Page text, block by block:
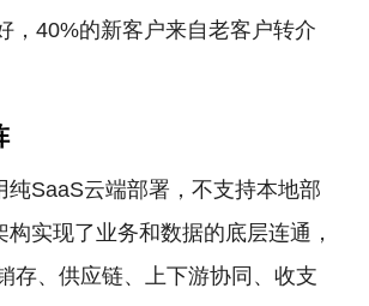
，40%的新客户来自老客户转介
纯SaaS云端部署，不支持本地部
实现了业务和数据的底层连通，
存、供应链、上下游协同、收支